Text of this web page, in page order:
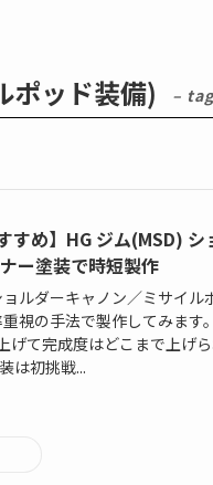
ポッド装備) –
すめ】HG ジム(MSD)
ー塗装で時短製作
ルダーキャノン／ミサイ
視の手法で製作してみます
げて完成度はどこまで上げ
は初挑戦...